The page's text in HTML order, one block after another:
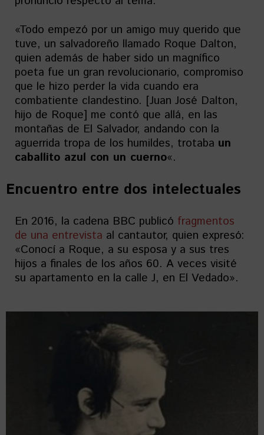
«Todo empezó por un amigo muy querido que
tuve, un salvadoreño llamado Roque Dalton,
quien además de haber sido un magnífico
poeta fue un gran revolucionario, compromiso
que le hizo perder la vida cuando era
combatiente clandestino. [Juan José Dalton,
hijo de Roque] me contó que allá, en las
montañas de El Salvador, andando con la
aguerrida tropa de los humildes, trotaba un
caballito azul con un cuerno«.
Encuentro entre dos intelectuales
En 2016, la cadena BBC publicó fragmentos
de una entrevista al cantautor, quien expresó:
«Conocí a Roque, a su esposa y a sus tres
hijos a finales de los años 60. A veces visité
su apartamento en la calle J, en El Vedado».